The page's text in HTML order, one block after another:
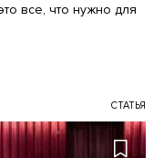
все, что нужно для
СТАТЬЯ